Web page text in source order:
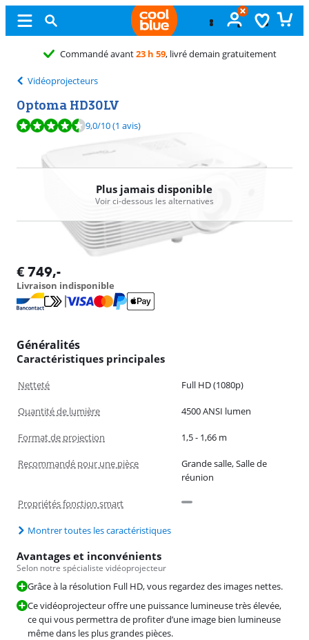
, livré demain gratuitement
Vidéoprojecteurs
Optoma HD30LV
La note est de 9,0 sur 10, basée sur 1 avis.
9,0/10(1 avis)
Plus jamais disponible
Voir ci-dessous les alternatives
€ 749,-
Livraison indisponible
Généralités
Caractéristiques principales
Netteté Full HD (1080p)
Quantité de lumière 4500 ANSI lumen
Format de projection 1,5 - 1,66 m
Recommandé pour une pièce
Grande salle, Salle de
réunion
Propriétés fonction smart
Montrer toutes les caractéristiques
Avantages et inconvénients
Selon notre spécialiste vidéoprojecteur
Grâce à la résolution Full HD, vous regardez des images nettes.
Ce vidéoprojecteur offre une puissance lumineuse très élevée,
ce qui vous permettra de profiter d’une image bien lumineuse
même dans les plus grandes pièces.